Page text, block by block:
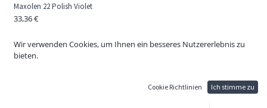
Maxolen 22 Polish Violet
33,36€
Wachspolish violett pflegt und veredelt neue bis mittelstark verwitterte
Hochglanzlacke. Wachspolish violett erzeugt maschinell und manuell ein
Wir verwenden Cookies, um Ihnen ein besseres Nutzererlebnis zu
bieten.
Cookie Richtlinien Ich stimme zu